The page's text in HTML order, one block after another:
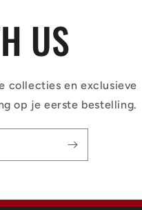
US
collecties en exclusieve
op je eerste bestelling.